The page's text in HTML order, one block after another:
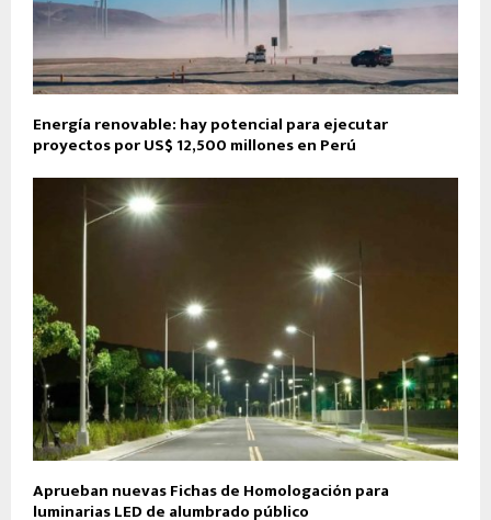
Energía renovable: hay potencial para ejecutar
proyectos por US$ 12,500 millones en Perú
Aprueban nuevas Fichas de Homologación para
luminarias LED de alumbrado público